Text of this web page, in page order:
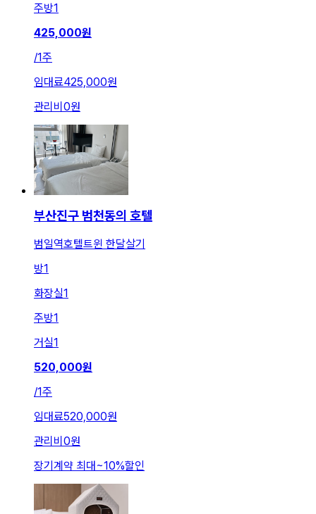
주방1
425,000원
/1주
임대료425,000원
관리비 0원
부산진구 범천동의 호텔
범일역호텔트윈 한달살기
방1
화장실1
주방1
거실1
520,000원
/1주
임대료520,000원
관리비 0원
장기계약 최대~10%할인